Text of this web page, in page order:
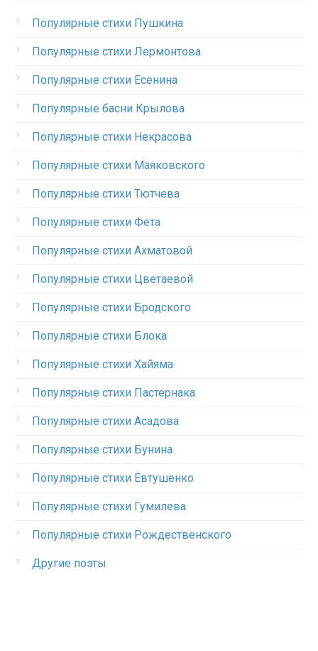
Популярные стихи Пушкина
Популярные стихи Лермонтова
Популярные стихи Есенина
Популярные басни Крылова
Популярные стихи Некрасова
Популярные стихи Маяковского
Популярные стихи Тютчева
Популярные стихи Фета
Популярные стихи Ахматовой
Популярные стихи Цветаевой
Популярные стихи Бродского
Популярные стихи Блока
Популярные стихи Хайяма
Популярные стихи Пастернака
Популярные стихи Асадова
Популярные стихи Бунина
Популярные стихи Евтушенко
Популярные стихи Гумилева
Популярные стихи Рождественского
Другие поэты